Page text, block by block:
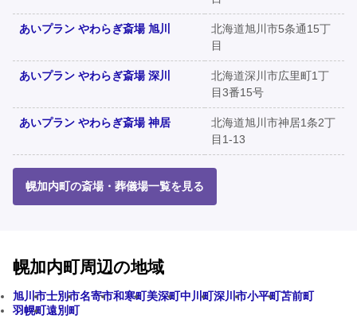
あいプラン やわらぎ斎場 旭川
北海道旭川市5条通15丁
目
あいプラン やわらぎ斎場 深川
北海道深川市広里町1丁
目3番15号
あいプラン やわらぎ斎場 神居
北海道旭川市神居1条2丁
目1-13
幌加内町の斎場・葬儀場一覧を見る
幌加内町周辺の地域
旭川市士別市名寄市和寒町美深町中川町深川市小平町苫前町
羽幌町遠別町